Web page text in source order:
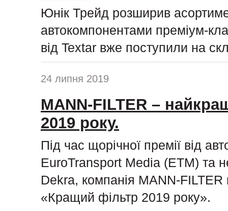
Юнік Трейд розширив
автокомпонентами преміум-
від Textar вже поступили на
24 липня 2019
MANN-FILTER –
2019 року.
Під час щорічної премії від
EuroTransport Media (ETM) та
Dekra, компанія MANN-FILTER
«Кращий фільтр 2019 року».